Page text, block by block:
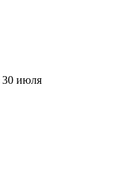
30 июля